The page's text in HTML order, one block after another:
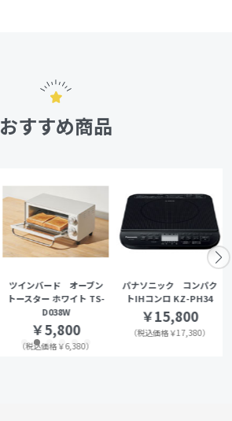
おすすめ商品
ツインバード オーブン
トースター ホワイト TS-
D038W
￥5,800
（税込価格￥6,380）
パナソニック コンパク
トIHコンロ KZ-PH34
￥15,800
（税込価格￥17,380）